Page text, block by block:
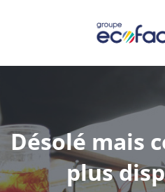
Désolé mais
plus